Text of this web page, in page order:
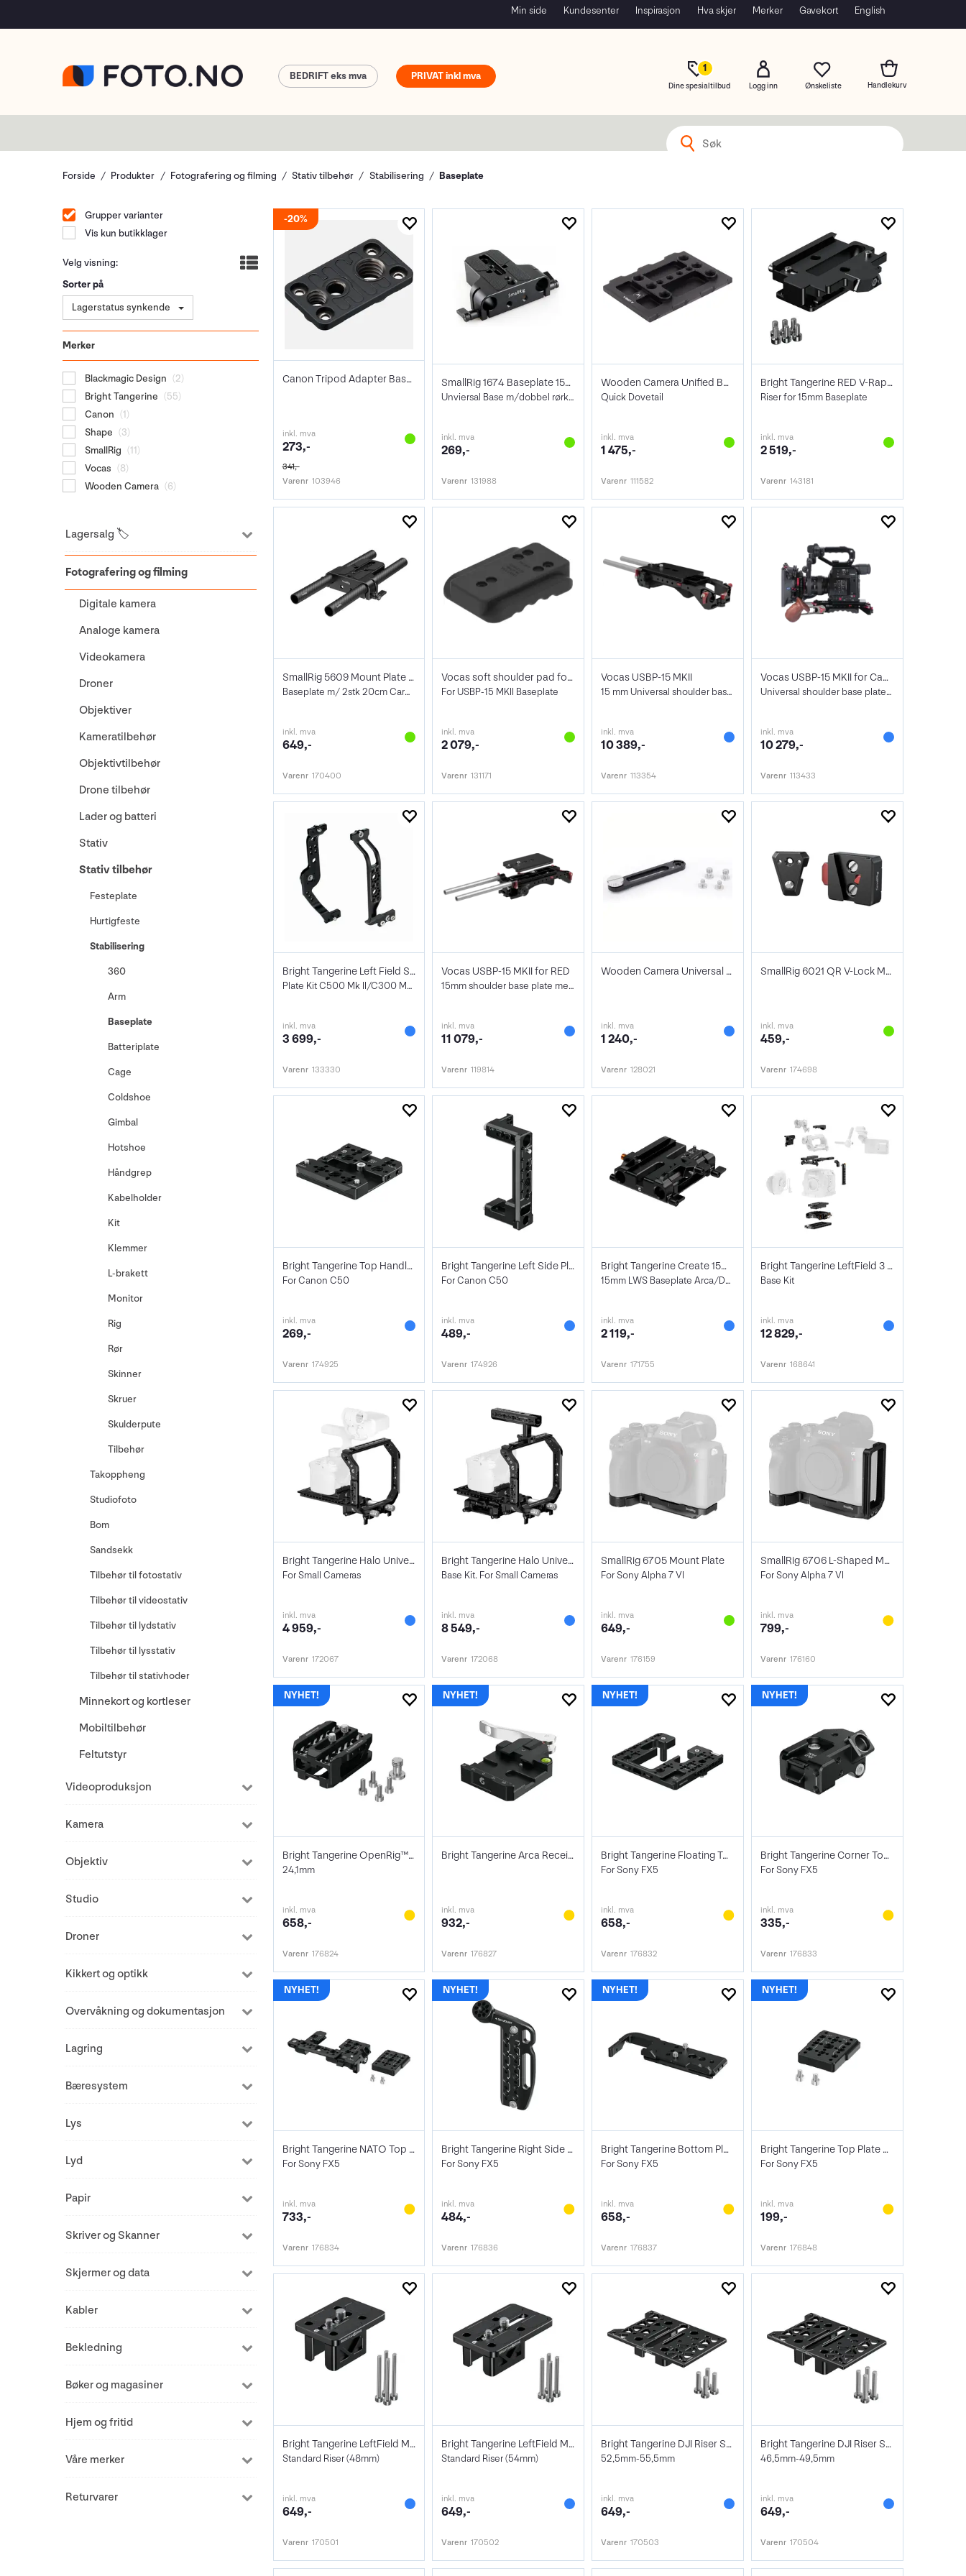
Min side Kundesenter Inspirasjon Hva skjer Merker Gavekort English
1
Dine spesialtilbud Logg inn
PRIVAT
BEDRIFT
Forside Produkter Fotografering og filming Stativ tilbehør Stabilisering Baseplate
Grupper varianter
Vis kun butikklager
Velg visning:
Sorter på
Lagerstatus synkende
Merker
Blackmagic Design (2)
Bright Tangerine (55)
Canon (1)
Shape (3)
SmallRig (11)
Vocas (8)
Wooden Camera (6)
Lagersalg 🏷️
Fotografering og filming
Digitale kamera
Analoge kamera
Videokamera
Droner
Objektiver
Kameratilbehør
Objektivtilbehør
Drone tilbehør
Lader og batteri
Stativ
Stativ tilbehør
Festeplate
Hurtigfeste
Stabilisering
360
Arm
Baseplate
Batteriplate
Cage
Coldshoe
Gimbal
Hotshoe
Håndgrep
Kabelholder
Kit
Klemmer
L-brakett
Monitor
Rig
Rør
Skinner
Skruer
Skulderpute
Tilbehør
Takoppheng
Studiofoto
Bom
Sandsekk
Tilbehør til fotostativ
Tilbehør til videostativ
Tilbehør til lydstativ
Tilbehør til lysstativ
Tilbehør til stativhoder
Minnekort og kortleser
Mobiltilbehør
Feltutstyr
Videoproduksjon
Kamera
Objektiv
Studio
Droner
Kikkert og optikk
Overvåkning og dokumentasjon
Lagring
Bæresystem
Lys
Lyd
Papir
Skriver og Skanner
Skjermer og data
Kabler
Bekledning
Bøker og magasiner
Hjem og fritid
Våre merker
Returvarer
20%
Canon Tripod Adapter Base TB-1
inkl. mva
273,-
341,-
Varenr 103946
SmallRig 1674 Baseplate 15mm Rod Clamp
Unviersal Base m/dobbel rørklemme 15mm
inkl. mva
269,-
Varenr 131988
Wooden Camera Unified Baseplate Lower
Quick Dovetail
inkl. mva
1 475,-
Varenr 111582
Bright Tangerine RED V-Raptor Manfrotto
Riser for 15mm Baseplate
inkl. mva
2 519,-
Varenr 143181
SmallRig 5609 Mount Plate Dual 15mm Rod
Baseplate m/ 2stk 20cm Carbon ROD
inkl. mva
649,-
Varenr 170400
Vocas soft shoulder pad for USBP-15 MKII
For USBP-15 MKII Baseplate
inkl. mva
2 079,-
Varenr 131171
Vocas USBP-15 MKII
15 mm Universal shoulder base plate
inkl. mva
10 389,-
Varenr 113354
Vocas USBP-15 MKII for Canon EOS C
Universal shoulder base plate 15mm
inkl. mva
10 279,-
Varenr 113433
Bright Tangerine Left Field Side
Plate Kit C500 Mk II/C300 Mk III
inkl. mva
3 699,-
Varenr 133330
Vocas USBP-15 MKII for RED
15mm shoulder base plate med VCT for RED
inkl. mva
11 079,-
Varenr 119814
Wooden Camera Universal Offset Bracket
inkl. mva
1 240,-
Varenr 128021
SmallRig 6021 QR V-Lock Mount Plate Kit
inkl. mva
459,-
Varenr 174698
Bright Tangerine Top Handle Cheese Plate
For Canon C50
inkl. mva
269,-
Varenr 174925
Bright Tangerine Left Side Plate
For Canon C50
inkl. mva
489,-
Varenr 174926
Bright Tangerine Create 15mm Baseplate
15mm LWS Baseplate Arca/DJI/Manfrotto
inkl. mva
2 119,-
Varenr 171755
Bright Tangerine LeftField 3 Canon C400
Base Kit
inkl. mva
12 829,-
Varenr 168641
Bright Tangerine Halo Universal Base Kit
For Small Cameras
inkl. mva
4 959,-
Varenr 172067
Bright Tangerine Halo Universal Advanced
Base Kit. For Small Cameras
inkl. mva
8 549,-
Varenr 172068
SmallRig 6705 Mount Plate
For Sony Alpha 7 VI
inkl. mva
649,-
Varenr 176159
SmallRig 6706 L-Shaped Mount Plate
For Sony Alpha 7 VI
inkl. mva
799,-
Varenr 176160
Bright Tangerine OpenRig™ Base Riser
24,1mm
inkl. mva
658,-
Varenr 176824
Bright Tangerine Arca Receiver Mk III
inkl. mva
932,-
Varenr 176827
Bright Tangerine Floating Top Plate
For Sony FX5
inkl. mva
658,-
Varenr 176832
Bright Tangerine Corner Top Plate
For Sony FX5
inkl. mva
335,-
Varenr 176833
Bright Tangerine NATO Top Plate
For Sony FX5
inkl. mva
733,-
Varenr 176834
Bright Tangerine Right Side Plate
For Sony FX5
inkl. mva
484,-
Varenr 176836
Bright Tangerine Bottom Plate
For Sony FX5
inkl. mva
658,-
Varenr 176837
Bright Tangerine Top Plate Filler Piece
For Sony FX5
inkl. mva
199,-
Varenr 176848
Bright Tangerine LeftField Mini
Standard Riser (48mm)
inkl. mva
649,-
Varenr 170501
Bright Tangerine LeftField Mini
Standard Riser (54mm)
inkl. mva
649,-
Varenr 170502
Bright Tangerine DJI Riser Shim
52,5mm-55,5mm
inkl. mva
649,-
Varenr 170503
Bright Tangerine DJI Riser Shim
46,5mm-49,5mm
inkl. mva
649,-
Varenr 170504